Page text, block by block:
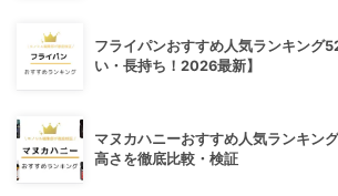
フライパンおすすめ人気ランキング
い・長持ち！2026最新】
マヌカハニーおすすめ人気ランキン
高さを徹底比較・検証